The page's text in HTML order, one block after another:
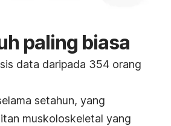
paling biasa
data daripada 354 orang
setahun, yang
muskoloskeletal yang